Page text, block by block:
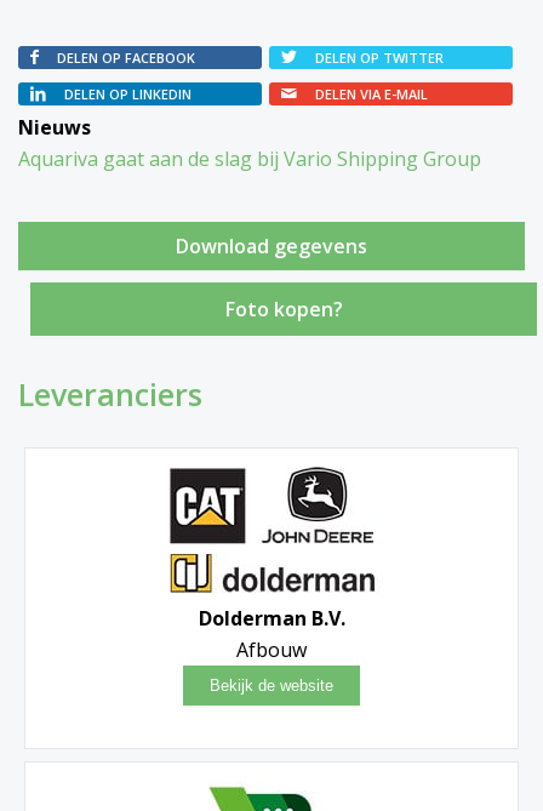
DELEN OP FACEBOOK
DELEN OP TWITTER
DELEN OP LINKEDIN
DELEN VIA E-MAIL
Nieuws
Aquariva gaat aan de slag bij Vario Shipping Group
Foto kopen?
Leveranciers
Dolderman B.V.
Afbouw